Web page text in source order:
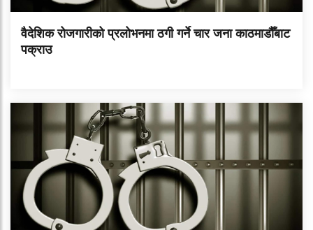
वैदेशिक रोजगारीको प्रलोभनमा ठगी गर्ने चार जना काठमाडौँबाट
पक्राउ